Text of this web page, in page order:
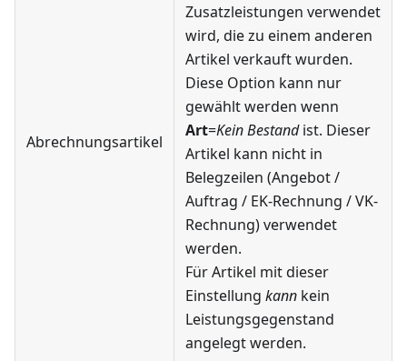
Abrechnungsartikel
Zusatzleistungen verwendet
wird, die zu einem anderen
Artikel verkauft wurden.
Diese Option kann nur
gewählt werden wenn
Art=Kein Bestandist. Dieser
Artikel kann nicht in
Belegzeilen (Angebot /
Auftrag / EK-Rechnung / VK-
Rechnung) verwendet
werden.
Für Artikel mit dieser
Einstellung kann kein
Leistungsgegenstand
angelegt werden.